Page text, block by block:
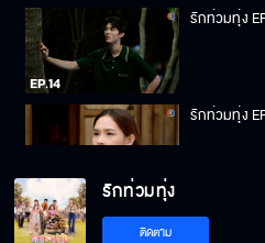
รักท่วมทุ่ง
รักท่วมทุ่ง
รักท่วมทุ่ง
รักท่วมทุ่ง
ติดตาม